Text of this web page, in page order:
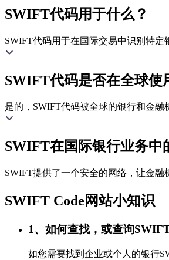
SWIFT代码用于什么？
SWIFT代码用于在国际交易中识别特定
SWIFT代码是否在全球使
是的，SWIFT代码被全球的银行和金融
SWIFT在国际银行业务中
SWIFT提供了一个安全的网络，让金
SWIFT Code网站小知识
1、如何查找，或查询
如您需要找到企业或个人的银行